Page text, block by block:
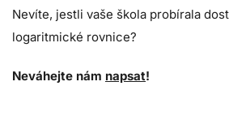
Nevíte, jestli vaše škola probírala
logaritmické rovnice?
Neváhejte nám napsat!